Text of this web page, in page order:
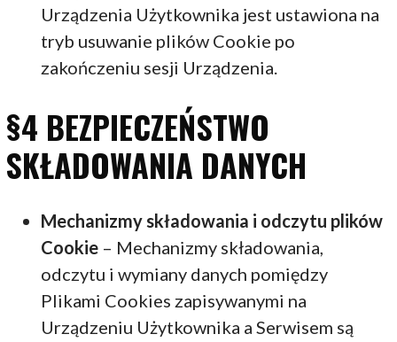
Urządzenia Użytkownika jest ustawiona na
tryb usuwanie plików Cookie po
zakończeniu sesji Urządzenia.
§4 BEZPIECZEŃSTWO
SKŁADOWANIA DANYCH
Mechanizmy składowania i odczytu plików
Cookie – Mechanizmy składowania,
odczytu i wymiany danych pomiędzy
Plikami Cookies zapisywanymi na
Urządzeniu Użytkownika a Serwisem są